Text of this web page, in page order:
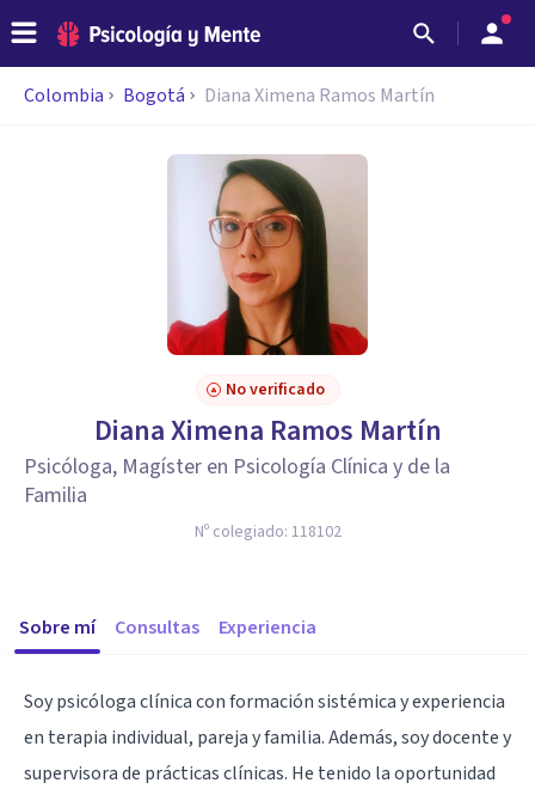
Colombia Bogotá Diana Ximena Ramos Martín
No verificado
Diana Ximena Ramos Martín
Psicóloga, Magíster en Psicología Clínica y de la
Familia
Nº colegiado: 118102
Sobre mí Consultas Experiencia
Soy psicóloga clínica con formación sistémica y experiencia
en terapia individual, pareja y familia. Además, soy docente y
supervisora de prácticas clínicas. He tenido la oportunidad